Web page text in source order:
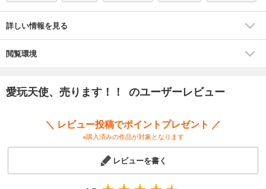
詳しい情報を見る
閲覧環境
愛玩天使、売ります！！ のユーザーレビュー
＼ レビュー投稿でポイントプレゼント ／
※購入済みの作品が対象となります
レビューを書く